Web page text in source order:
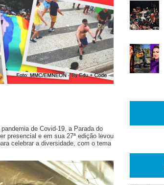
de Covid-19, a Parada do
presencial e em sua 27ª edição levou
celebrar a diversidade, com o tema